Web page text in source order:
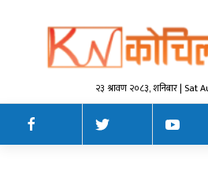
२३ श्रावण २०८३, शनिबार | Sat